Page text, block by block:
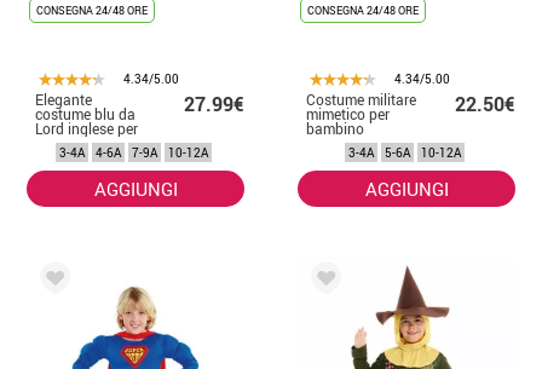
CONSEGNA 24/48 ORE
4.34/5.00
Elegante
costume blu da
Lord inglese per
bambino
27.99€
3-4A 4-6A 7-9A 10-12A
AGGIUNGI
CONSEGNA 24/48 ORE
4.34/5.00
Costume militare
mimetico per
bambino
22.50€
3-4A 5-6A 10-12A
AGGIUNGI